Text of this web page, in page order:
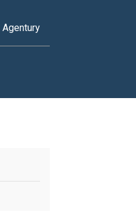
Agentury